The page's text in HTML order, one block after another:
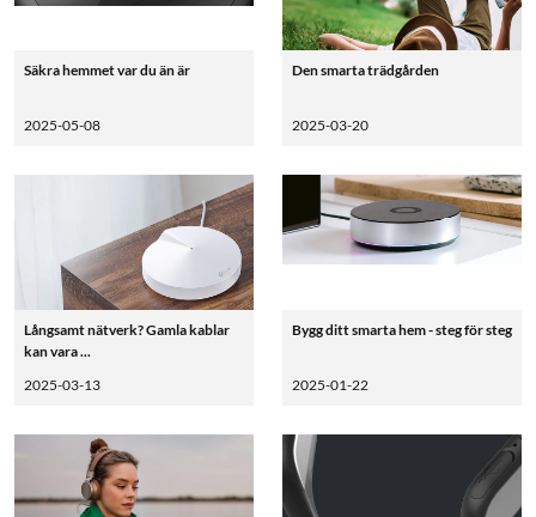
Säkra hemmet var du än är
2025-05-08
Den smarta trädgården
2025-03-20
Långsamt nätverk? Gamla kablar
kan vara ...
2025-03-13
Bygg ditt smarta hem - steg för steg
2025-01-22